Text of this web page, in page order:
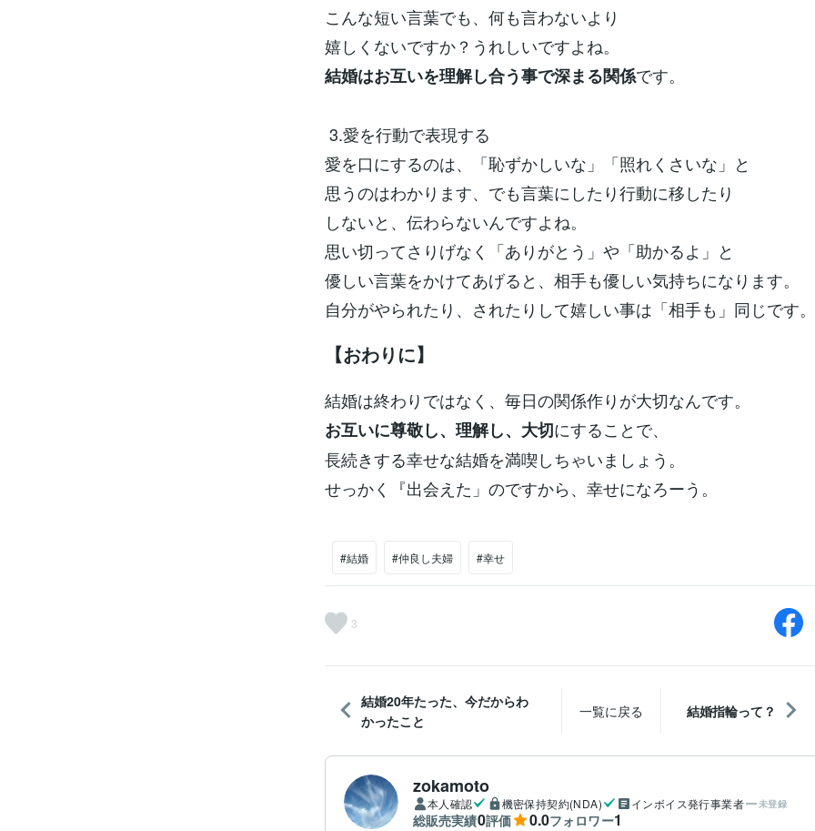
こんな短い言葉でも、何も言わないより
嬉しくないですか？うれしいですよね。
結婚はお互いを理解し合う事で深まる関係です。
3.愛を行動で表現する
愛を口にするのは、「恥ずかしいな」「照れくさいな」と
思うのはわかります、でも言葉にしたり行動に移したり
しないと、伝わらないんですよね。
思い切ってさりげなく「ありがとう」や「助かるよ」と
優しい言葉をかけてあげると、相手も優しい気持ちになります。
自分がやられたり、されたりして嬉しい事は「相手も」同じです。
【おわりに】
結婚は終わりではなく、毎日の関係作りが大切なんです。
お互いに尊敬し、理解し、大切にすることで、
長続きする幸せな結婚を満喫しちゃいましょう。
せっかく『出会えた」のですから、幸せになろーう。
#結婚 #仲良し夫婦 #幸せ
3
結婚20年たった、今だからわ
かったこと
一覧に戻る 結婚指輪って？
zokamoto
本人確認 機密保持契約(NDA) インボイス発行事業者 未登録
総販売実績0評価 0.0フォロワー1